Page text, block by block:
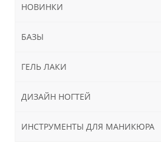
НОВИНКИ
БАЗЫ
ГЕЛЬ ЛАКИ
ДИЗАЙН НОГТЕЙ
ИНСТРУМЕНТЫ ДЛЯ МАНИКЮРА